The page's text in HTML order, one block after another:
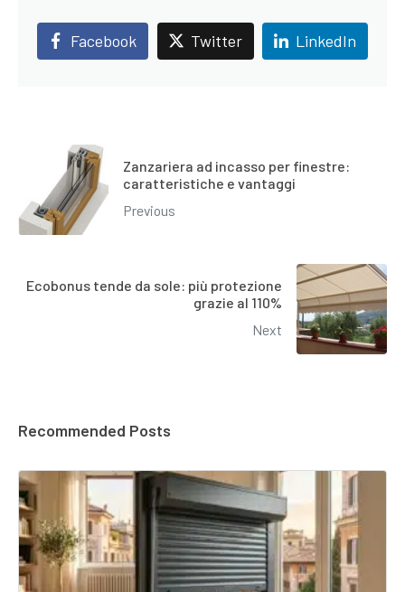
Facebook Twitter LinkedIn
Zanzariera ad incasso per finestre:
caratteristiche e vantaggi
Previous
Ecobonus tende da sole: più protezione
grazie al 110%
Next
Recommended Posts